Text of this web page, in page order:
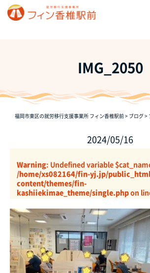
IMG_2050
福岡市東区の就労移行支援事業所 フィン香椎駅前> ブログ>
2024/05/16
Warning: Undefined variable
/home/xs082164/fin-yj.jp/
content/themes/fin-
kashiiekimae_theme/single.phpon